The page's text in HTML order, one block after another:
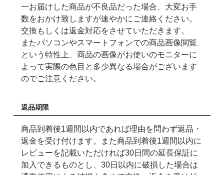
一お届けした商品が不良品だった場合、大変お手
数をおかけ致しますが速やかにご連絡ください。
交換もしくは返金対応をさせていただきます。
またパソコンやスマートフォンでの商品画像閲覧
という特性上、商品の画像がお使いのモニターに
よって実際の色目と多少異なる場合がございます
のでご注意ください。
返品期限
商品到着後1週間以内であれば理由を問わず返品・
返金を受け付けます。また商品到着後1週間以内に
レビューを記載いただければ30日間の延長保証に
加入できるものとし、30日以内に破損した場合は